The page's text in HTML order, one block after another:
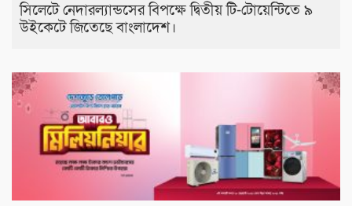
সিলেটে নেদারল্যান্ডসের বিপক্ষে দ্বিতীয় টি-টোয়েন্টিতে ৯
উইকেটে জিতেছে বাংলাদেশ।